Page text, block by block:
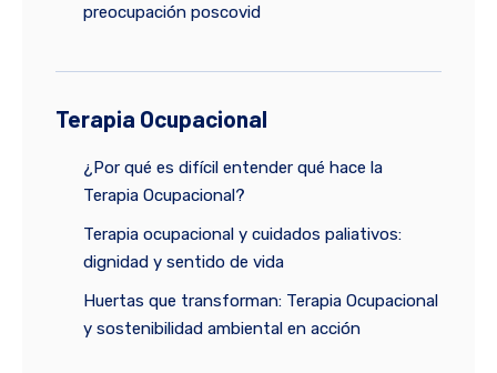
preocupación poscovid
Terapia Ocupacional
¿Por qué es difícil entender qué hace la
Terapia Ocupacional?
Terapia ocupacional y cuidados paliativos:
dignidad y sentido de vida
Huertas que transforman: Terapia Ocupacional
y sostenibilidad ambiental en acción